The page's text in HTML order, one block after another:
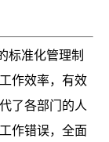
标准化管理制
作效率，有效
了各部门的人
作错误，全面